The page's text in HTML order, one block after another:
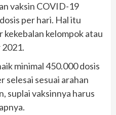
vaksin COVID-19
per hari. Hal itu
kelompok atau
minimal 450.000 dosis
selesai sesuai arahan
suplai vaksinnya harus